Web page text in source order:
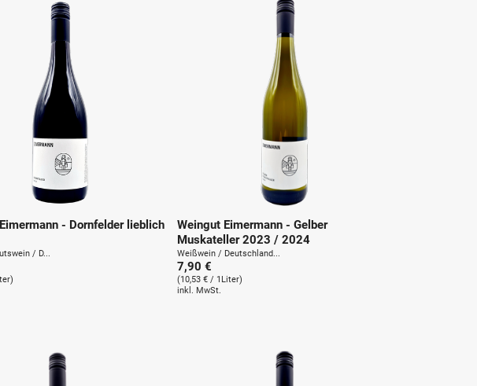
- Dornfelder lieblich
/ D...
Weingut Eimermann - Gelber
Muskateller 2023 / 2024
Weißwein / Deutschland...
7,90 €
(10,53 € / 1Liter)
inkl. MwSt.